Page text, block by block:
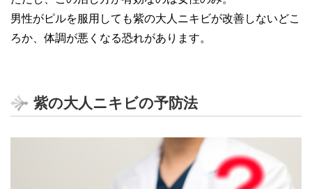
男性がピルを服用しても紫の大人ニキビが改善しないどこ
ろか、体調が悪くなる恐れがあります。
紫の大人ニキビの予防法